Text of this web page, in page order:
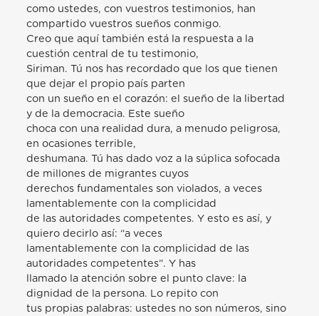
como ustedes, con vuestros testimonios, han
compartido vuestros sueños conmigo.
Creo que aquí también está la respuesta a la
cuestión central de tu testimonio,
Siriman. Tú nos has recordado que los que tienen
que dejar el propio país parten
con un sueño en el corazón: el sueño de la libertad
y de la democracia. Este sueño
choca con una realidad dura, a menudo peligrosa,
en ocasiones terrible,
deshumana. Tú has dado voz a la súplica sofocada
de millones de migrantes cuyos
derechos fundamentales son violados, a veces
lamentablemente con la complicidad
de las autoridades competentes. Y esto es así, y
quiero decirlo así: “a veces
lamentablemente con la complicidad de las
autoridades competentes”. Y has
llamado la atención sobre el punto clave: la
dignidad de la persona. Lo repito con
tus propias palabras: ustedes no son números, sino